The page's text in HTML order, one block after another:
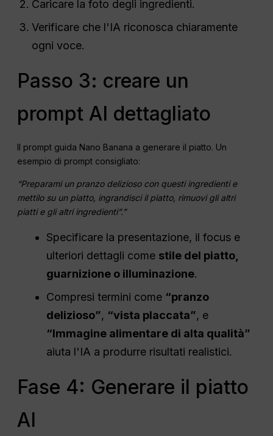
Caricare la foto degli ingredienti.
Verificare che l'IA riconosca chiaramente
ogni voce.
Passo 3: creare un
prompt AI dettagliato
Il prompt guida Nano Banana a generare il piatto. Un
esempio di prompt consigliato:
“Preparami un pranzo delizioso con questi ingredienti e
mettilo su un piatto, ingrandisci il piatto, rimuovi gli altri
piatti e gli altri ingredienti”.”
Specificare la presentazione, il focus e
ulteriori dettagli come stile del piatto,
guarnizione o illuminazione.
Compresi termini come “pranzo
delizioso”, “vista placcata”, e
“Immagine alimentare di alta qualità”
aiuta l'IA a produrre risultati realistici.
Fase 4: Generare il piatto
AI